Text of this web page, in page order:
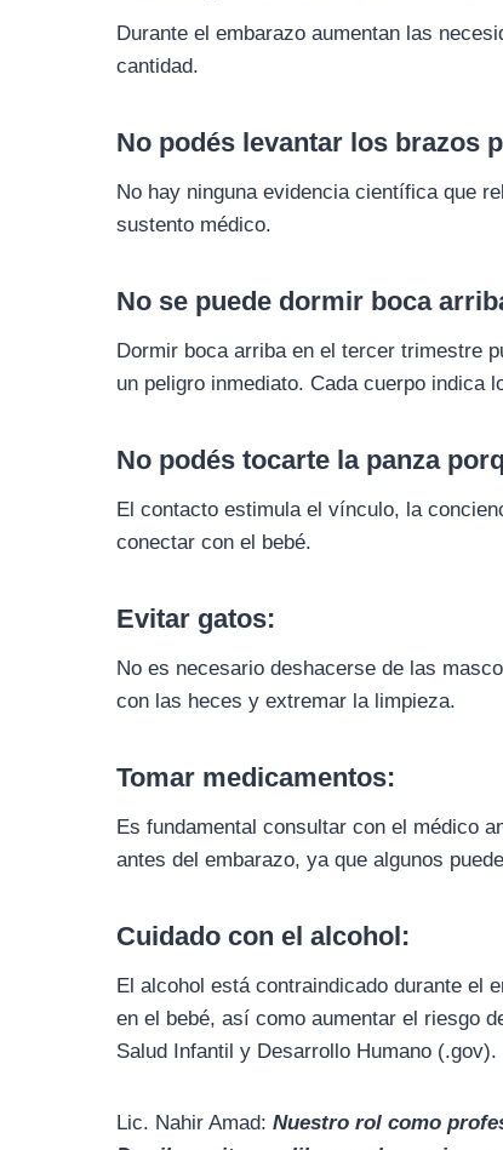
Durante el embarazo aumentan las
cantidad.
No podés levantar los brazos
No hay ninguna evidencia científica que
sustento médico.
No se puede dormir boca
Dormir boca arriba en el tercer trimestre
un peligro inmediato. Cada cuerpo indica
No podés tocarte la panza
El contacto estimula el vínculo, la
conectar con el bebé.
Evitar gatos:
No es necesario deshacerse de las
con las heces y extremar la limpieza.
Tomar medicamentos:
Es fundamental consultar con el médico
antes del embarazo, ya que algunos
Cuidado con el alcohol:
El alcohol está contraindicado durante el
en el bebé, así como aumentar el riesgo
Salud Infantil y Desarrollo Humano (.gov).
Lic. Nahir Amad:Nuestro rol como